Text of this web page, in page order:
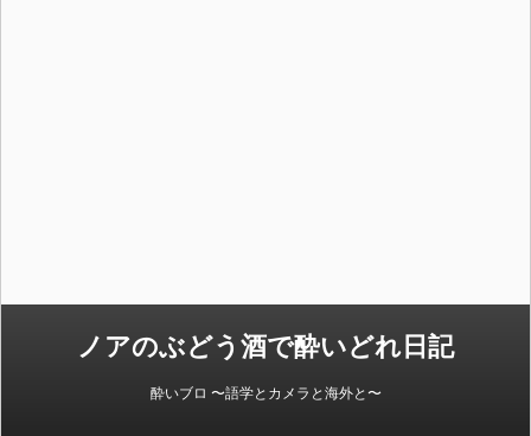
ノアのぶどう酒で酔いどれ日記
酔いブロ 〜語学とカメラと海外と〜